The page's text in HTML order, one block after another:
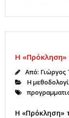
c
e
b
o
o
k
it
te
r
Η
Από: Γιώργος
Η
Η «Πρόκληση»